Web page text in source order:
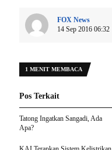
FOX News
14 Sep 2016 06:32
1 MENIT MEMBACA
Pos Terkait
Tatong Ingatkan Sangadi, Ada
Apa?